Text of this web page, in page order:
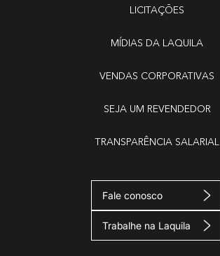
LICITAÇÕES
MÍDIAS DA LAQUILA
VENDAS CORPORATIVAS
SEJA UM REVENDEDOR
TRANSPARÊNCIA SALARIAL
Fale conosco
Trabalhe na Laquila